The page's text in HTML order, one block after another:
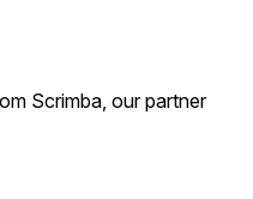
Scrimba, our partner